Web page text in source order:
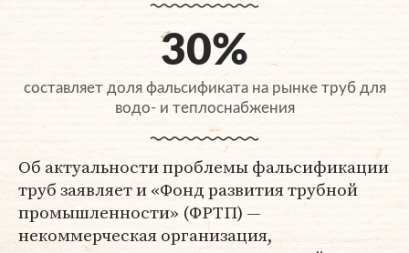
30%
составляет доля фальсификата на рынке труб для
водо- и теплоснабжения
Об актуальности проблемы фальсификации
труб заявляет и «Фонд развития трубной
промышленности» (ФРТП) —
некоммерческая организация,